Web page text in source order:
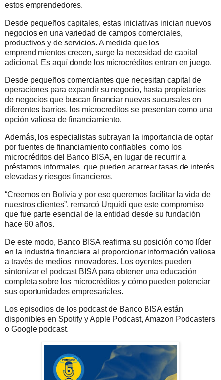
estos emprendedores.
Desde pequeños capitales, estas iniciativas inician nuevos
negocios en una variedad de campos comerciales,
productivos y de servicios. A medida que los
emprendimientos crecen, surge la necesidad de capital
adicional. Es aquí donde los microcréditos entran en juego.
Desde pequeños comerciantes que necesitan capital de
operaciones para expandir su negocio, hasta propietarios
de negocios que buscan financiar nuevas sucursales en
diferentes barrios, los microcréditos se presentan como una
opción valiosa de financiamiento.
Además, los especialistas subrayan la importancia de optar
por fuentes de financiamiento confiables, como los
microcréditos del Banco BISA, en lugar de recurrir a
préstamos informales, que pueden acarrear tasas de interés
elevadas y riesgos financieros.
“Creemos en Bolivia y por eso queremos facilitar la vida de
nuestros clientes”, remarcó Urquidi que este compromiso
que fue parte esencial de la entidad desde su fundación
hace 60 años.
De este modo, Banco BISA reafirma su posición como líder
en la industria financiera al proporcionar información valiosa
a través de medios innovadores. Los oyentes pueden
sintonizar el podcast BISA para obtener una educación
completa sobre los microcréditos y cómo pueden potenciar
sus oportunidades empresariales.
Los episodios de los podcast de Banco BISA están
disponibles en Spotify y Apple Podcast, Amazon Podcasters
o Google podcast.